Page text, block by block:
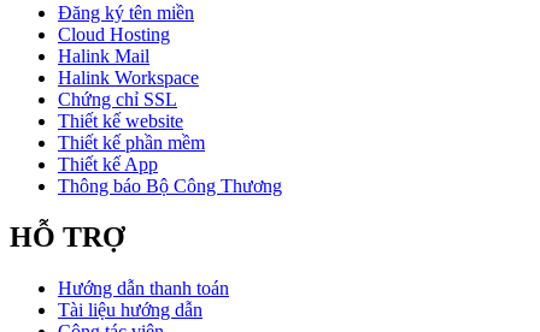
Đăng ký tên miền
Cloud Hosting
Halink Mail
Halink Workspace
Chứng chỉ SSL
Thiết kế website
Thiết kế phần mềm
Thiết kế App
Thông báo Bộ Công Thương
HỖ TRỢ
Hướng dẫn thanh toán
Tài liệu hướng dẫn